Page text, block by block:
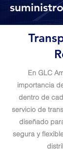
En GLC
importancia
dentro de
servicio de
diseñado
segura y